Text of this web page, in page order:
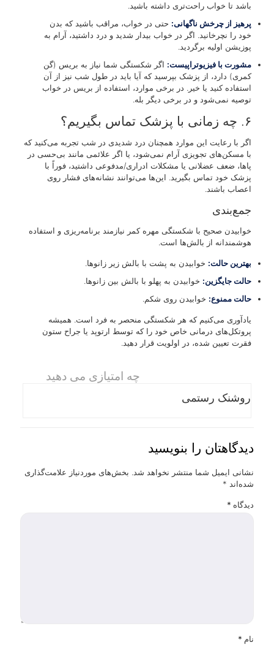
باشد تا خواب راحت‌تری داشته باشید.
پرهیز از چرخش ناگهانی: حتی در خواب، مراقب باشید که بدن
خود را نچرخانید. اگر در خواب بیدار شدید و درد داشتید، آرام به
پوزیشن اولیه برگردید.
مشورت با فیزیوتراپیست: اگر شکستگی شما نیاز به بریس (گن
کمری) دارد، از پزشک بپرسید که آیا باید در طول شب نیز از آن
استفاده کنید یا خیر. در برخی موارد، استفاده از بریس در خواب
توصیه نمی‌شود و در برخی دیگر بله.
۶. چه زمانی با پزشک تماس بگیریم؟
اگر با رعایت این موارد همچنان درد شدیدی در شب تجربه می‌کنید که
با مسکن‌های تجویزی آرام نمی‌شود، یا اگر علائمی مانند بی‌حسی در
پاها، ضعف عضلانی یا مشکلات ادراری/مدفوعی داشتید، فوراً با
پزشک خود تماس بگیرید. این‌ها می‌توانند نشانه‌های فشار روی
اعصاب باشند.
جمع‌بندی
خوابیدن صحیح با شکستگی مهره کمر نیازمند برنامه‌ریزی و استفاده
هوشمندانه از بالش‌ها است.
بهترین حالت: خوابیدن به پشت با بالش زیر زانوها.
حالت جایگزین: خوابیدن به پهلو با بالش بین زانوها.
حالت ممنوع: خوابیدن روی شکم.
یادآوری می‌کنیم که هر شکستگی منحصر به فرد است. همیشه
پروتکل‌های درمانی خاص خود را که توسط ارتوپد یا جراح ستون
فقرت تعیین شده، در اولویت قرار دهید.
چه امتیازی می دهید
روشنک رستمی
دیدگاهتان را بنویسید
نشانی ایمیل شما منتشر نخواهد شد. بخش‌های موردنیاز علامت‌گذاری
شده‌اند *
دیدگاه *
نام *